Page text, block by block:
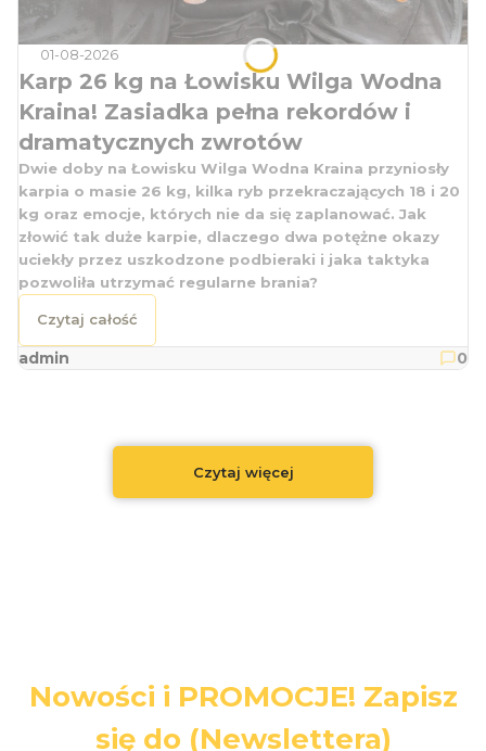
01-08-2026
Karp 26 kg na Łowisku Wilga Wodna
Kraina! Zasiadka pełna rekordów i
dramatycznych zwrotów
Dwie doby na Łowisku Wilga Wodna Kraina przyniosły
karpia o masie 26 kg, kilka ryb przekraczających 18 i 20
kg oraz emocje, których nie da się zaplanować. Jak
złowić tak duże karpie, dlaczego dwa potężne okazy
uciekły przez uszkodzone podbieraki i jaka taktyka
pozwoliła utrzymać regularne brania?
Czytaj całość
admin 0
Czytaj więcej
Nowości i PROMOCJE! Zapisz
się do (Newslettera)